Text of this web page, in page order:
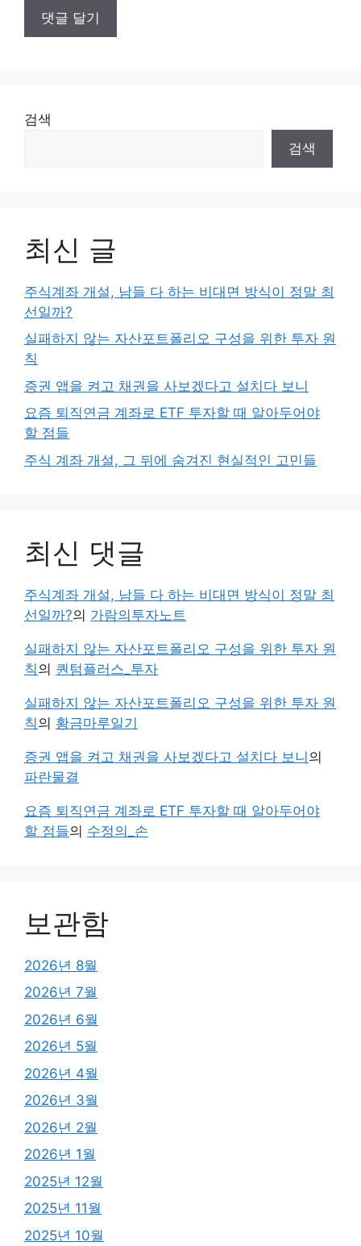
검색
검색
최신 글
주식계좌 개설, 남들 다 하는 비대면 방식이 정말 최
선일까?
실패하지 않는 자산포트폴리오 구성을 위한 투자 원
칙
증권 앱을 켜고 채권을 사보겠다고 설치다 보니
요즘 퇴직연금 계좌로 ETF 투자할 때 알아두어야
할 점들
주식 계좌 개설, 그 뒤에 숨겨진 현실적인 고민들
최신 댓글
주식계좌 개설, 남들 다 하는 비대면 방식이 정말 최
선일까?의 가람의투자노트
실패하지 않는 자산포트폴리오 구성을 위한 투자 원
칙의 퀀텀플러스_투자
실패하지 않는 자산포트폴리오 구성을 위한 투자 원
칙의 황금마루일기
증권 앱을 켜고 채권을 사보겠다고 설치다 보니의
파란물결
요즘 퇴직연금 계좌로 ETF 투자할 때 알아두어야
할 점들의 수정의_손
보관함
2026년 8월
2026년 7월
2026년 6월
2026년 5월
2026년 4월
2026년 3월
2026년 2월
2026년 1월
2025년 12월
2025년 11월
2025년 10월